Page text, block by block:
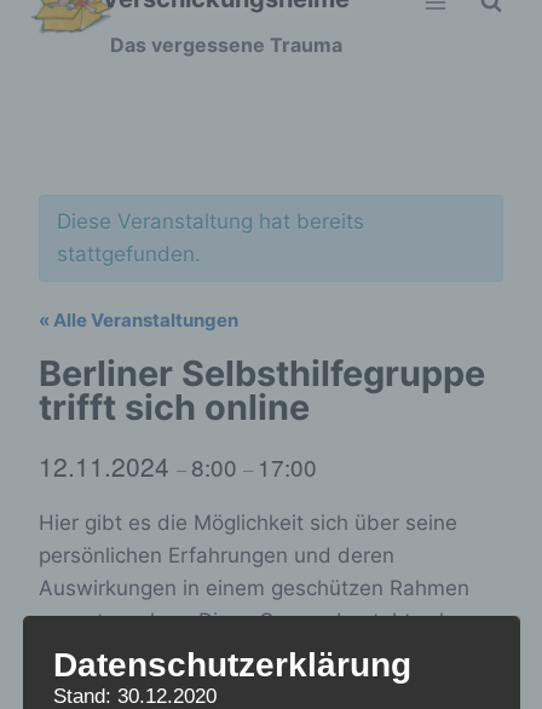
Zum
Das vergessene Trauma
Diese Veranstaltung hat bereits
stattgefunden.
« Alle Veranstaltungen
Berliner Selbsthilfegruppe
trifft sich online
12.11.2024 – 8:00 – 17:00
Hier gibt es die Möglichkeit sich über seine
persönlichen Erfahrungen und deren
Auswirkungen in einem geschützen Rahmen
auszutauschen. Diese Gruppe besteht schon
länger und zeichnet sich durch ein
solidarisches und liebevolles Miteinander aus.
Datenschutzerklärung
Stand: 30.12.2020